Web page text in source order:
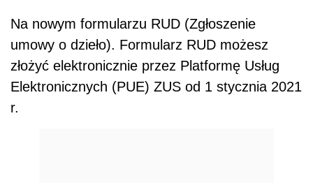
Na nowym formularzu RUD (Zgłoszenie
umowy o dzieło). Formularz RUD możesz
złożyć elektronicznie przez Platformę Usług
Elektronicznych (PUE) ZUS od 1 stycznia 2021
r.